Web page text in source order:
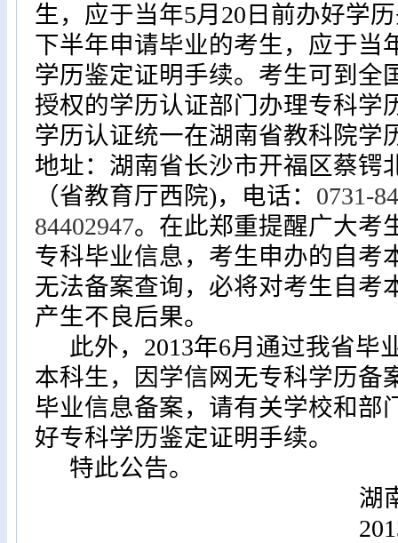
生，应于当年5月 20 日前办好学
下半年申请毕业的考生，应于当
学历鉴定证明手续。考生可到全
授权的学历认证部门办理专科学
学历认证统一在湖南省教科院学
地址： 湖南省长沙市开福区蔡锷
（省教育厅西院)， 电话： 0731-
84402947。在此郑重提醒广大考
专科毕业信息，考生申办的自考
无法备案查询，必将对考生自考
产生不良后果。
此外， 2013年6月通过我省毕
本科生，因学信网无专科学历备
毕业信息备案，请有关学校和部
好专科学历鉴定证明手续。
特此公告。
湖